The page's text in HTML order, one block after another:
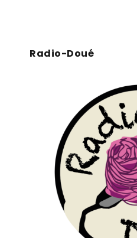
Radio-Doué